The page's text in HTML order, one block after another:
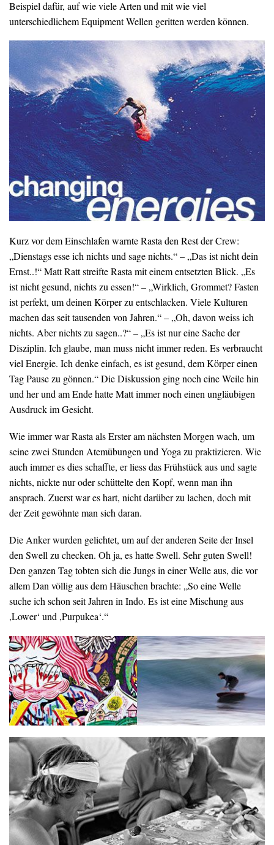
Beispiel dafür, auf wie viele Arten und mit wie viel
unterschiedlichem Equipment Wellen geritten werden können.
Kurz vor dem Einschlafen warnte Rasta den Rest der Crew:
„Dienstags esse ich nichts und sage nichts.“ – „Das ist nicht dein
Ernst..!“ Matt Ratt streifte Rasta mit einem entsetzten Blick. „Es
ist nicht gesund, nichts zu essen!“ – „Wirklich, Grommet? Fasten
ist perfekt, um deinen Körper zu entschlacken. Viele Kulturen
machen das seit tausenden von Jahren.“ – „Oh, davon weiss ich
nichts. Aber nichts zu sagen..?“ – „Es ist nur eine Sache der
Disziplin. Ich glaube, man muss nicht immer reden. Es verbraucht
viel Energie. Ich denke einfach, es ist gesund, dem Körper einen
Tag Pause zu gönnen.“ Die Diskussion ging noch eine Weile hin
und her und am Ende hatte Matt immer noch einen ungläubigen
Ausdruck im Gesicht.
Wie immer war Rasta als Erster am nächsten Morgen wach, um
seine zwei Stunden Atemübungen und Yoga zu praktizieren. Wie
auch immer es dies schaffte, er liess das Frühstück aus und sagte
nichts, nickte nur oder schüttelte den Kopf, wenn man ihn
ansprach. Zuerst war es hart, nicht darüber zu lachen, doch mit
der Zeit gewöhnte man sich daran.
Die Anker wurden gelichtet, um auf der anderen Seite der Insel
den Swell zu checken. Oh ja, es hatte Swell. Sehr guten Swell!
Den ganzen Tag tobten sich die Jungs in einer Welle aus, die vor
allem Dan völlig aus dem Häuschen brachte: „So eine Welle
suche ich schon seit Jahren in Indo. Es ist eine Mischung aus
,Lower‘ und ,Purpukea‘.“